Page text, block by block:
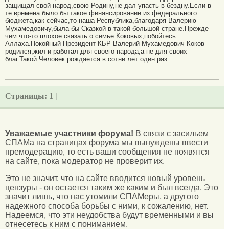
защищал свой народ,свою Родину,не дал упасть в бездну.Если в
те времена было бы такое финансирование из федерального
бюджета,как сейчас,то наша Республика,благодаря Валерию
Мухамедовичу,была бы Сказкой в такой большой стране.Прежде
чем что-то плохое сказать о семье Коковых,побойтесь
Аллаха.Покойный Президент КБР Валерий Мухамедович Коков
родился,жил и работал для своего народа,а не для своих
благ.Такой Человек рождается в сотни лет один раз
Страницы: 1 |
Уважаемые участники форума! В связи с засильем
СПАМа на страницах форума мы вынуждены ввести
премодерацию, то есть ваши сообщения не появятся
на сайте, пока модератор не проверит их.
Это не значит, что на сайте вводится новый уровень
цензуры - он остается таким же каким и был всегда. Это
значит лишь, что нас утомили СПАМеры, а другого
надежного способа борьбы с ними, к сожалению, нет.
Надеемся, что эти неудобства будут временными и вы
отнесетесь к ним с пониманием.